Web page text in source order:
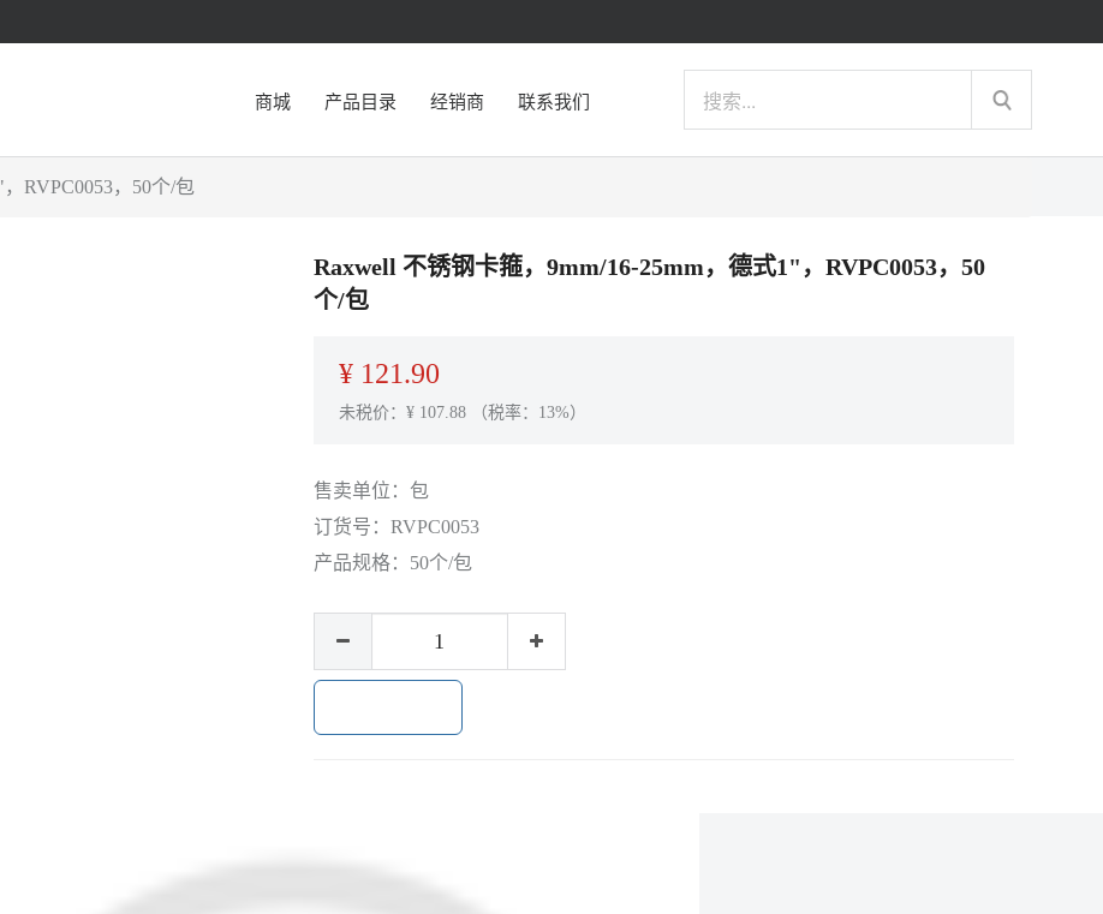
商城 产品目录 经销商 联系我们
RVPC0053，50个/包
Raxwell 不锈钢卡箍，9mm/16-25mm，德式1"，RVPC0053，50
个/包
¥ 121.90
未税价：¥ 107.88（税率：13%）
售卖单位： 包
订货号： RVPC0053
产品规格： 50个/包